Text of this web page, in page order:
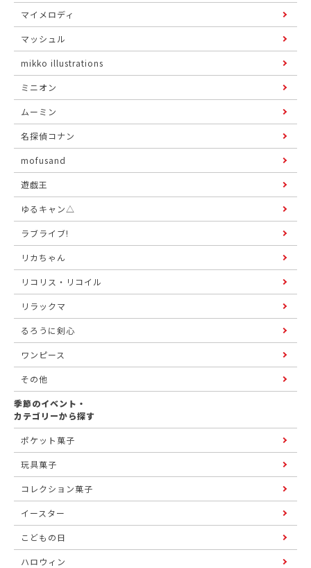
マイメロディ
マッシュル
mikko illustrations
ミニオン
ムーミン
名探偵コナン
mofusand
遊戯王
ゆるキャン△
ラブライブ!
リカちゃん
リコリス・リコイル
リラックマ
るろうに剣心
ワンピース
その他
季節のイベント・
カテゴリーから探す
ポケット菓子
玩具菓子
コレクション菓子
イースター
こどもの日
ハロウィン